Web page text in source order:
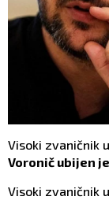
Visoki zvaničnik
Voronič ubijen
Visoki zvaničnik